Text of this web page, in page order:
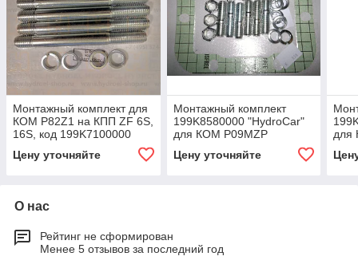
Монтажный комплект для
КОМ P82Z1 на КПП ZF 6S,
16S, код 199K7100000
шпильки, гайки)
Цену уточняйте
Монтажный комплект
199K8580000 "HydroCar"
для КОМ P09MZP
гайки)
Цену уточняйте
для
О нас
Рейтинг не сформирован
Менее 5 отзывов за последний год